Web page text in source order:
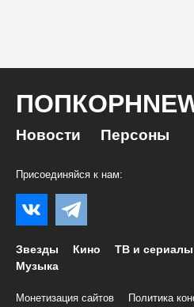
Новости Персоны
Присоединяйся к нам:
Звезды Кино ТВ и сериалы
Музыка
Монетизация сайтов Политика